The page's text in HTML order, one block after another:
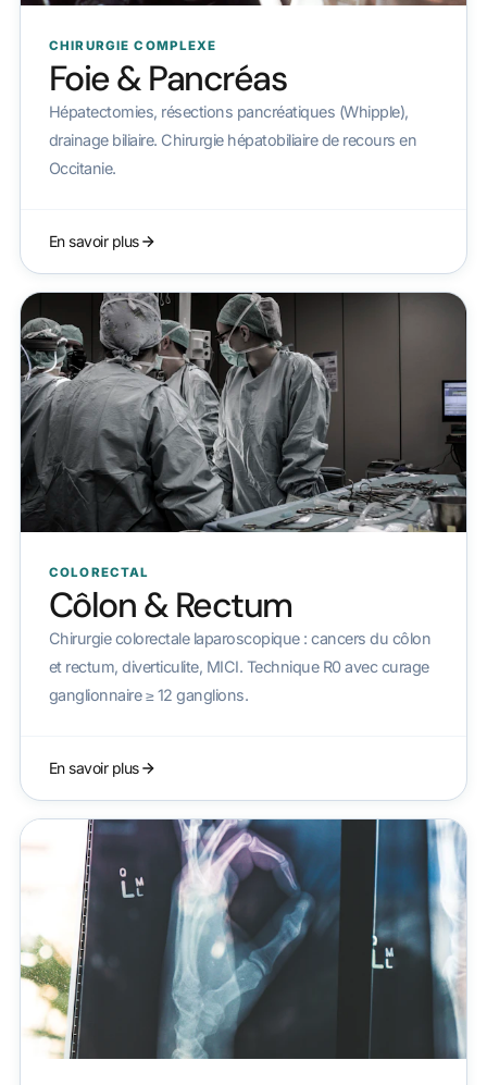
CHIRURGIE COMPLEXE
Foie & Pancréas
Hépatectomies, résections pancréatiques (Whipple),
drainage biliaire. Chirurgie hépatobiliaire de recours en
Occitanie.
En savoir plus
COLORECTAL
Côlon & Rectum
Chirurgie colorectale laparoscopique : cancers du côlon
et rectum, diverticulite, MICI. Technique R0 avec curage
ganglionnaire ≥ 12 ganglions.
En savoir plus